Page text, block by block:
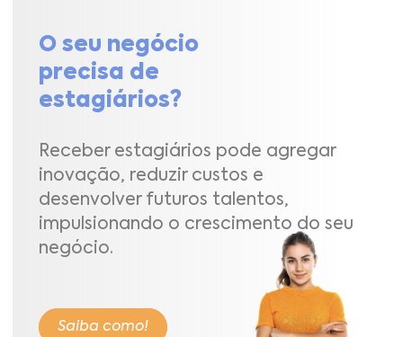
O seu negócio
precisa de
estagiários?
Receber estagiários pode agregar
inovação, reduzir custos e
desenvolver futuros talentos,
impulsionando o crescimento do seu
negócio.
Saiba como!